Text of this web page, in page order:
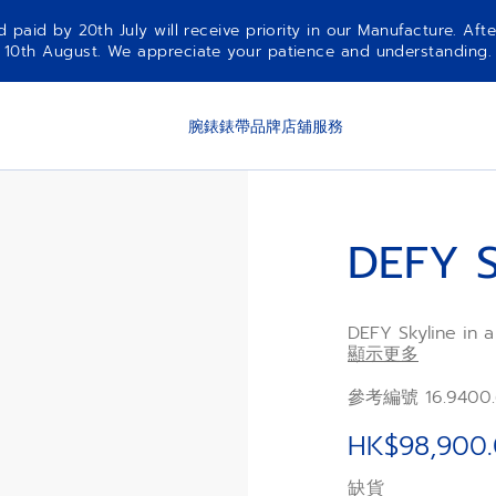
paid by 20th July will receive priority in our Manufacture.
10th August. We appreciate your patience and understanding.
腕錶錶帶品牌店舖服務
DEFY
DEFY Skyline in
diamond-set
ZENITH four-
bracelet, a
included, to
顯示更多
參考編號
缺貨